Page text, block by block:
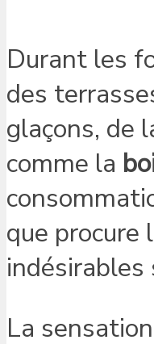
Durant les
des
glaçons, de
comme la
que procure
indésirables
La